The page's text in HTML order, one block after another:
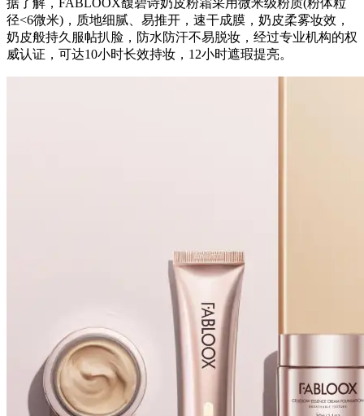
径<6微米)，质地细腻、易推开，速干成膜，奶皮柔雾妆效，
奶皮般持久服帖扒脸，防水防汗不易脱妆，经过专业机构的权
威认证，可达10小时长效持妆，12小时遮瑕提亮。